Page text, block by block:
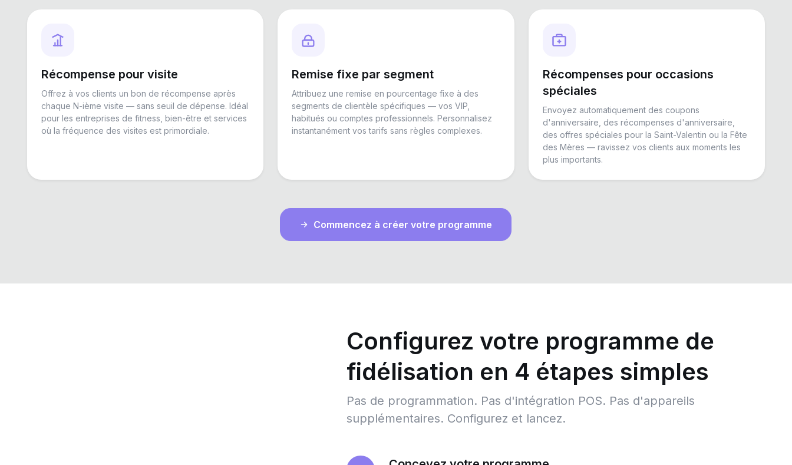
Récompense pour visite
Offrez à vos clients un bon de récompense après
chaque N-ième visite — sans seuil de dépense. Idéal
pour les entreprises de fitness, bien-être et services
où la fréquence des visites est primordiale.
Remise fixe par segment
Attribuez une remise en pourcentage fixe à des
segments de clientèle spécifiques — vos VIP,
habitués ou comptes professionnels. Personnalisez
instantanément vos tarifs sans règles complexes.
Récompenses pour occasions
spéciales
Envoyez automatiquement des coupons
d'anniversaire, des récompenses d'anniversaire,
des offres spéciales pour la Saint-Valentin ou la Fête
des Mères — ravissez vos clients aux moments les
plus importants.
Commencez à créer votre programme
Configurez votre programme de
fidélisation en 4 étapes simples
Pas de programmation. Pas d'intégration POS. Pas d'appareils
supplémentaires. Configurez et lancez.